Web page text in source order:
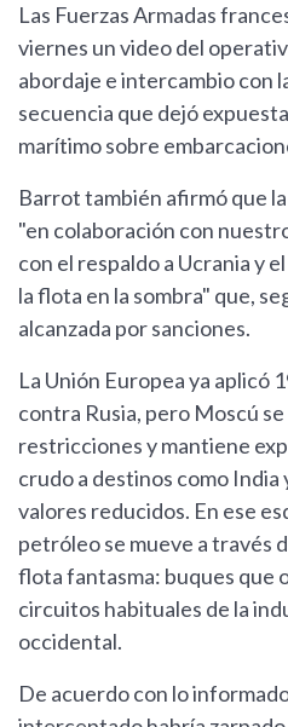
Las Fuerzas Armadas
viernes un video del
abordaje e intercambio con
secuencia que dejó
marítimo sobre
Barrot también afirmó que
"en colaboración con
con el respaldo a Ucrania y
la flota en la sombra" que,
alcanzada por sanciones.
La Unión Europea ya aplicó
contra Rusia, pero Moscú
restricciones y mantiene
crudo a destinos como India
valores reducidos. En ese
petróleo se mueve a través
flota fantasma: buques que
circuitos habituales de la
occidental.
De acuerdo con lo